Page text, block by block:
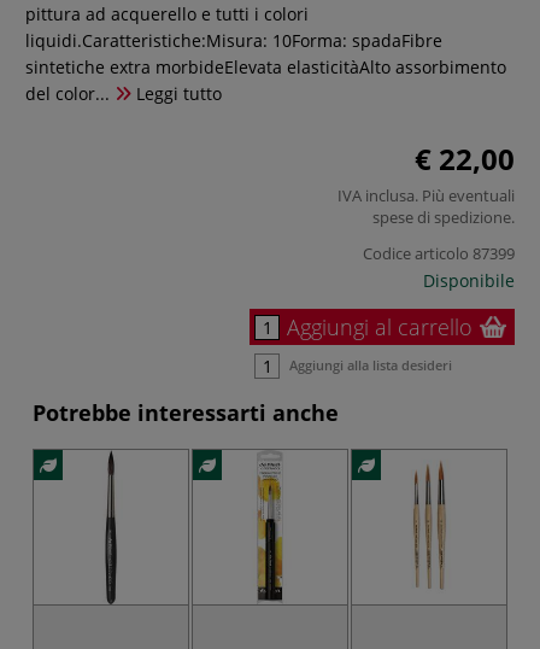
pittura ad acquerello e tutti i colori
liquidi.Caratteristiche:Misura: 10Forma: spadaFibre
sintetiche extra morbideElevata elasticitàAlto assorbimento
del color...
Leggi tutto
€ 22,00
IVA inclusa. Più eventuali
spese di spedizione.
Codice articolo 87399
Disponibile
Aggiungi al carrello
Aggiungi alla lista desideri
Potrebbe interessarti anche